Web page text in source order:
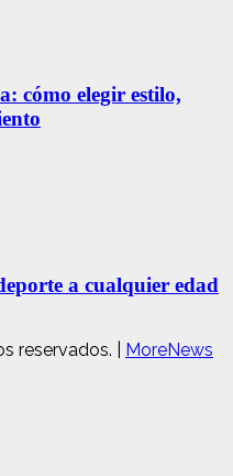
cómo elegir estilo,
a cualquier edad
reservados.
MoreNews